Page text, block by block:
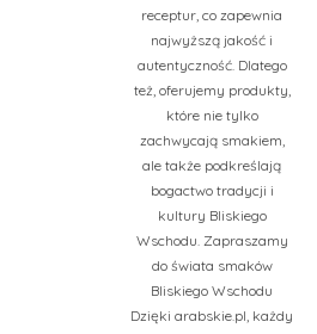
receptur, co zapewnia
najwyższą jakość i
autentyczność. Dlatego
też, oferujemy produkty,
które nie tylko
zachwycają smakiem,
ale także podkreślają
bogactwo tradycji i
kultury Bliskiego
Wschodu. Zapraszamy
do świata smaków
Bliskiego Wschodu
Dzięki arabskie.pl, każdy